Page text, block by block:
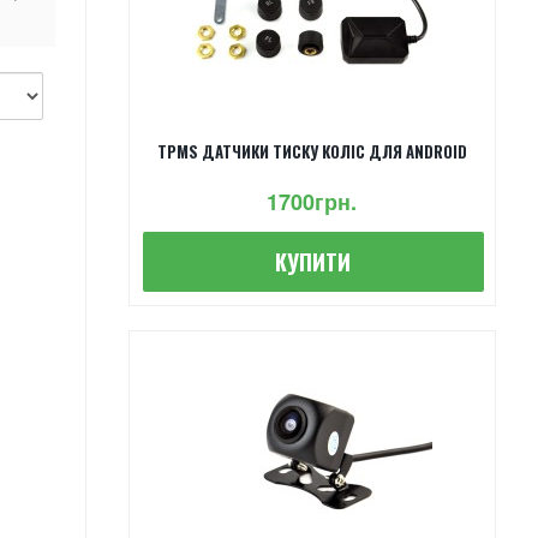
TPMS ДАТЧИКИ ТИСКУ КОЛІС ДЛЯ ANDROID
1700грн.
КУПИТИ